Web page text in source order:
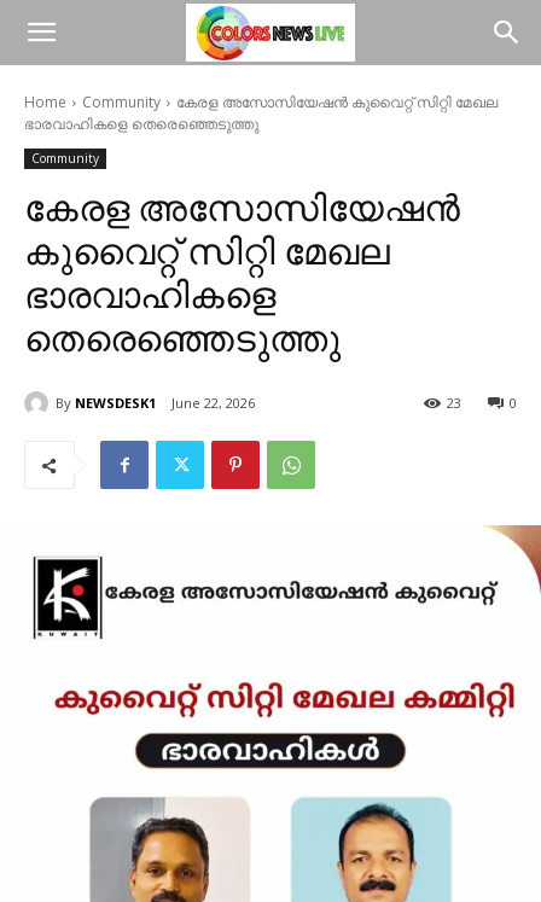
Home Community
കേരള അസോസിയേഷൻ കുവൈറ്റ് സിറ്റി മേഖല
ഭാരവാഹികളെ തെരെഞ്ഞെടുത്തു
Community
കേരള അസോസിയേഷൻ
കുവൈറ്റ് സിറ്റി മേഖല
ഭാരവാഹികളെ
തെരെഞ്ഞെടുത്തു
By NEWSDESK1 June 22, 2026 0
23